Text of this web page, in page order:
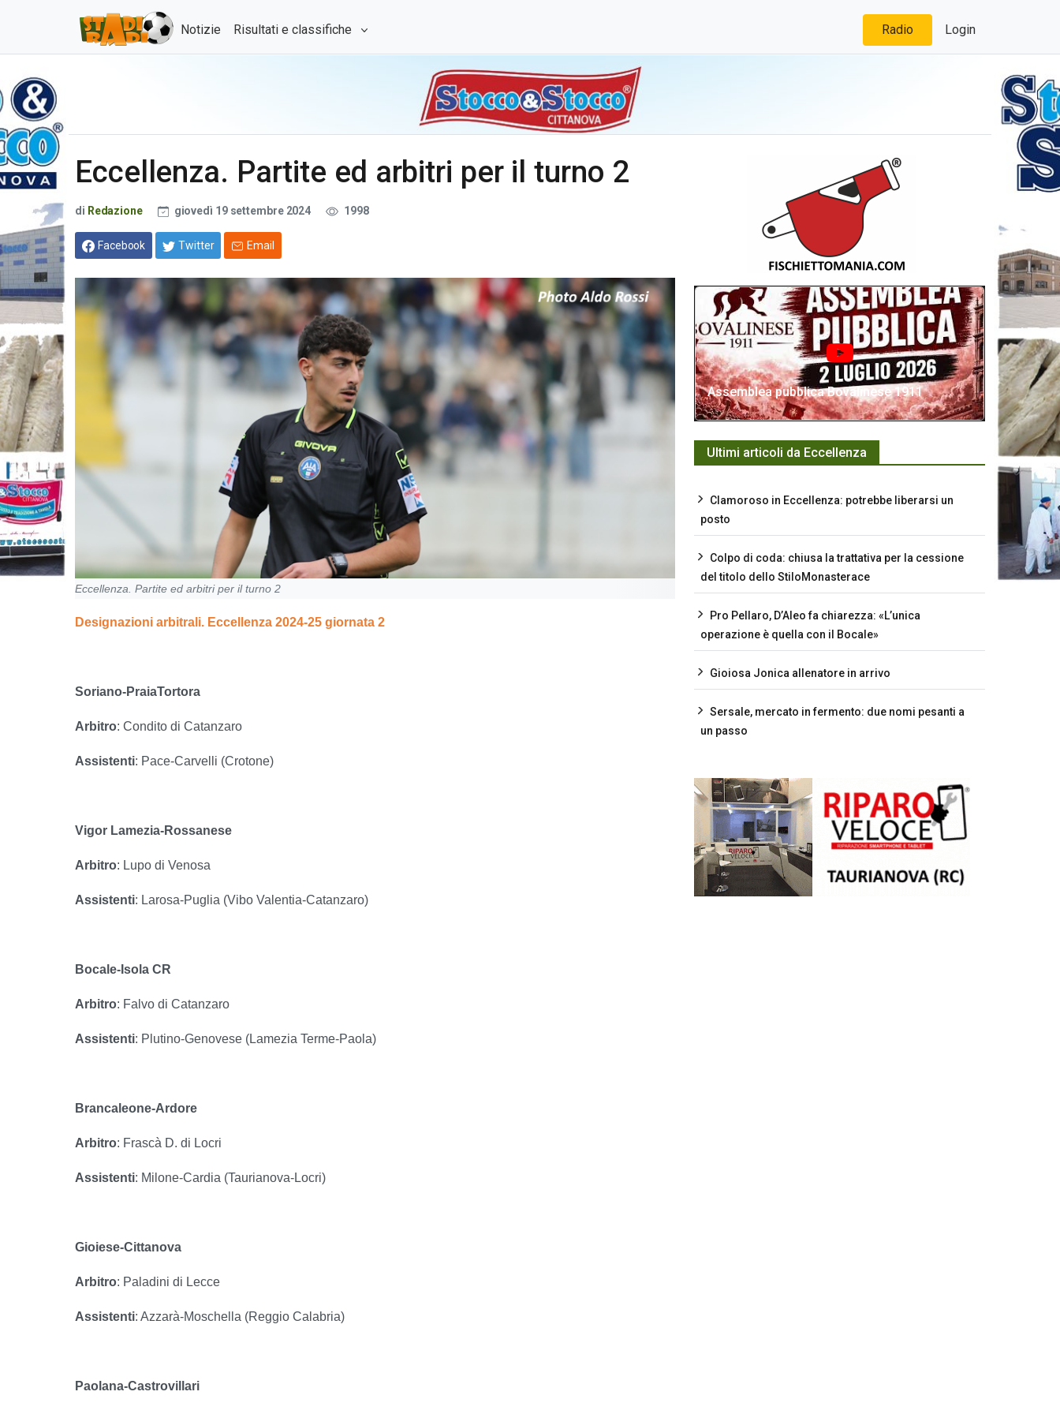
Notizie Risultati e classifiche Radio Login
Eccellenza. Partite ed arbitri per il turno 2
di Redazione giovedì 19 settembre 2024 1998
Facebook Twitter Email
Eccellenza. Partite ed arbitri per il turno 2
Designazioni arbitrali. Eccellenza 2024-25 giornata 2
Soriano-PraiaTortora
Arbitro: Condito di Catanzaro
Assistenti: Pace-Carvelli (Crotone)
Vigor Lamezia-Rossanese
Arbitro: Lupo di Venosa
Assistenti: Larosa-Puglia (Vibo Valentia-Catanzaro)
Bocale-Isola CR
Arbitro: Falvo di Catanzaro
Assistenti: Plutino-Genovese (Lamezia Terme-Paola)
Brancaleone-Ardore
Arbitro: Frascà D. di Locri
Assistenti: Milone-Cardia (Taurianova-Locri)
Gioiese-Cittanova
Arbitro: Paladini di Lecce
Assistenti: Azzarà-Moschella (Reggio Calabria)
Paolana-Castrovillari
Assemblea pubblica Bovalinese 1911
Ultimi articoli da Eccellenza
Clamoroso in Eccellenza: potrebbe liberarsi un
posto
Colpo di coda: chiusa la trattativa per la cessione
del titolo dello StiloMonasterace
Pro Pellaro, D’Aleo fa chiarezza: «L’unica
operazione è quella con il Bocale»
Gioiosa Jonica allenatore in arrivo
Sersale, mercato in fermento: due nomi pesanti a
un passo